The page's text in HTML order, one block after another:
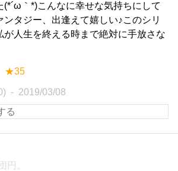
(*´ω｀*)こんなに幸せな気持ちにして
ンタジー、出逢えて嬉しい♪このシリ
が人生を終える時まで絶対に手放さな
★35
2019/03/08
円。